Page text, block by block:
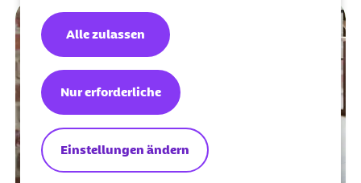
Einstellungen ändern
Nur erforderliche
Alle zulassen